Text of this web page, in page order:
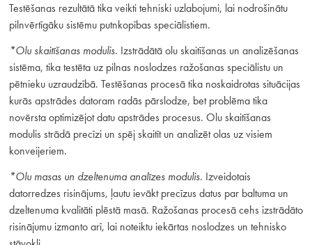
Testēšanas rezultātā tika veikti tehniski uzlabojumi, lai nodrošinātu
pilnvērtīgāku sistēmu putnkopības speciālistiem.
*Olu skaitīšanas modulis. Izstrādātā olu skaitīšanas un analizēšanas
sistēma, tika testēta uz pilnas noslodzes ražošanas speciālistu un
pētnieku uzraudzībā. Testēšanas procesā tika noskaidrotas situācijas
kurās apstrādes datoram radās pārslodze, bet problēma tika
novērsta optimizējot datu apstrādes procesus. Olu skaitīšanas
modulis strādā precīzi un spēj skaitīt un analizēt olas uz visiem
konveijeriem.
*Olu masas un dzeltenuma analīzes modulis. Izveidotais
datorredzes risinājums, ļautu ievākt precīzus datus par baltuma un
dzeltenuma kvalitāti plēstā masā. Ražošanas procesā cehs izstrādāto
risinājumu izmanto arī, lai noteiktu iekārtas noslodzes un tehnisko